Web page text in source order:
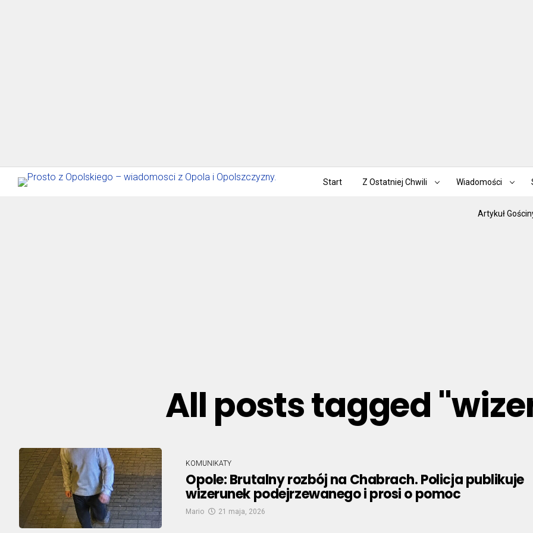
Start Z Ostatniej Chwili Wiadomości
Artykuł
All posts tagged
KOMUNIKATY
Opole: Brutalny rozbój na Chabrach. Policja publikuje
wizerunek podejrzewanego i prosi o pomoc
Mario 21 maja, 2026